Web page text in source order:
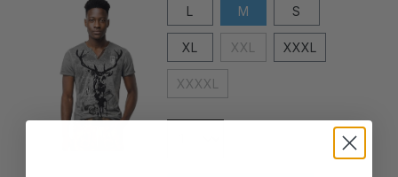
XL XXL XXXL
XXXXL